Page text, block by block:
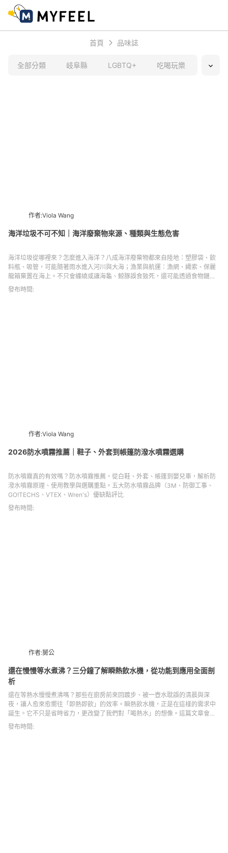
首頁 品味誌
全部分類 岐阜縣 LGBTQ+ 吃喝玩樂 日本
作者:Viola Wang
海洋垃圾不可不知｜海洋廢棄物來源、種類與生態危害
海洋垃圾從哪裡來？怎麼進入海洋？八成海洋廢棄物都來自陸地：塑膠袋、飲
料瓶、吸管，可能隨著雨水進入河川與大海；漁業與航運：漁網、繩索、保麗
龍箱棄置在海上。不只會纏繞或讓海龜、鯨豚誤食致死，還可能透過食物鏈，
威脅人類健康。
發布時間:
作者:Viola Wang
2026防水噴霧推薦｜鞋子、外套到帳篷防潑水噴霧選購
防水噴霧真的有效嗎？防水噴霧推薦，從白鞋、外套、帳篷到嬰兒車，解析防
潑水噴霧原理、使用教學與選購重點。五大防水噴霧品牌（3M、防御工事、
GO!TECHS、VTEX、Wren's）優缺點評比
發布時間:
作者:舅公
還在慢慢等水煮沸？三分鐘了解瞬熱飲水機，從功能到應用全面剖
析
還在等熱水慢慢煮沸嗎？那些在廚房前來回踱步、被一壺水耽誤的清晨與深
夜，讓人愈來愈嚮往「即熱即飲」的效率。瞬熱飲水機，正是在這樣的需求中
誕生。它不只是省時省力，更改變了我們對「喝熱水」的想像。這篇文章會帶
你從運作原理、選購眉角，到常見誤解，一次理解為什麼它正悄悄成為現代家
庭的必備選擇。
發布時間: